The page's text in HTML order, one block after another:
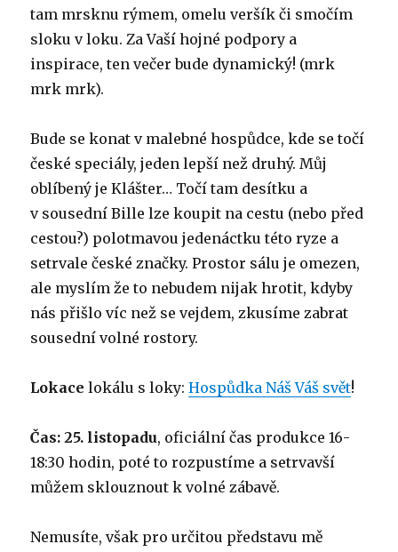
tam mrsknu rýmem, omelu veršík či smočím
sloku v loku. Za Vaší hojné podpory a
inspirace, ten večer bude dynamický! (mrk
mrk mrk).
Bude se konat v malebné hospůdce, kde se točí
české speciály, jeden lepší než druhý. Můj
oblíbený je Klášter… Točí tam desítku a
v sousední Bille lze koupit na cestu (nebo před
cestou?) polotmavou jedenáctku této ryze a
setrvale české značky. Prostor sálu je omezen,
ale myslím že to nebudem nijak hrotit, kdyby
nás přišlo víc než se vejdem, zkusíme zabrat
sousední volné rostory.
Lokace lokálu s loky:Hospůdka Náš Váš svět!
Čas: 25. listopadu, oficiální čas produkce 16-
18:30 hodin, poté to rozpustíme a setrvavší
můžem sklouznout k volné zábavě.
Nemusíte, však pro určitou představu mě